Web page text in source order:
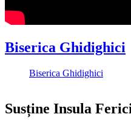
Biserica Ghidighici
Biserica Ghidighici
Susține Insula